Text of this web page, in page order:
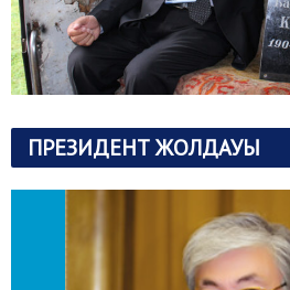
ПРЕЗИДЕНТ ЖОЛДАУЫ